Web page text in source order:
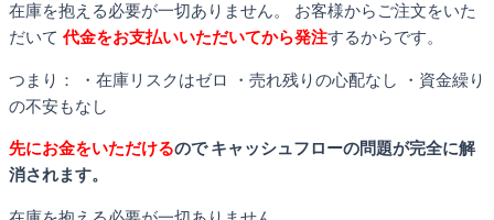
在庫を抱える必要が一切ありません。 お客様からご注文をいた
だいて 代金をお支払いいただいてから発注するからです。
つまり：
・在庫リスクはゼロ ・売れ残りの心配なし ・資金繰り
の不安もなし
先にお金をいただけるので キャッシュフローの問題が完全に解
消されます。